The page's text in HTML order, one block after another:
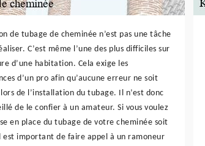
de tubage de cheminée n’est pas une tâche
C’est même l’une des plus difficiles sur
d’une habitation. Cela exige les
d’un pro afin qu’aucune erreur ne soit
de l’installation du tubage. Il n’est donc
de le confier à un amateur. Si vous voulez
en place du tubage de votre cheminée soit
est important de faire appel à un ramoneur